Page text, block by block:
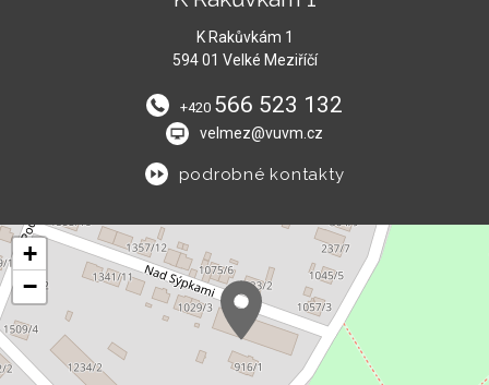
K Rakůvkám 1
594 01 Velké Meziříčí
+420 566 523 132
velmez@vuvm.cz
podrobné kontakty
+
−